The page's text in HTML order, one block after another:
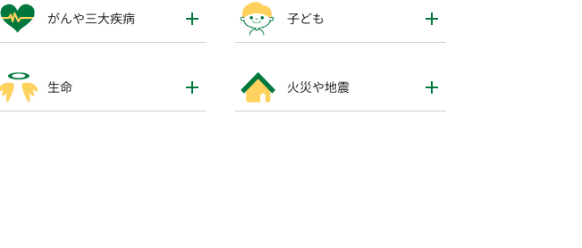
がんや三大疾病 子ども
生命 火災や地震